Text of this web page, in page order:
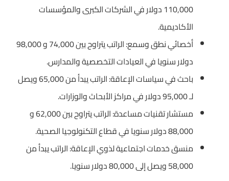
110,000 دولار في الشركات الكبرى والمؤسسات
الأكاديمية.
أخصائي نطق وسمع: الراتب يتراوح بين 74,000 و 98,000
دولار سنويا في العيادات التخصصية والمدارس.
باحث في سياسات الإعاقة: الراتب يبدأ من 65,000 ويصل
لـ 95,000 دولار في مراكز الأبحاث والوزارات.
مستشار تقنيات مساعدة: الراتب يتراوح بين 62,000 و
88,000 دولار سنويا في قطاع التكنولوجيا الصحية.
منسق خدمات اجتماعية لذوي الإعاقة: الراتب يبدأ من
58,000 ويصل إلى 80,000 دولار سنويا.